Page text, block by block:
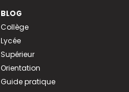
BLOG
Collège
Lycée
Supérieur
Orientation
Guide pratique